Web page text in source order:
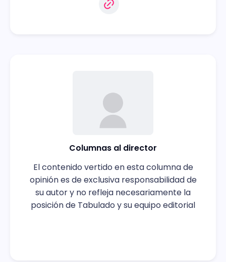
Columnas al director
El contenido vertido en esta columna de
opinión es de exclusiva responsabilidad de
su autor y no refleja necesariamente la
posición de Tabulado y su equipo editorial